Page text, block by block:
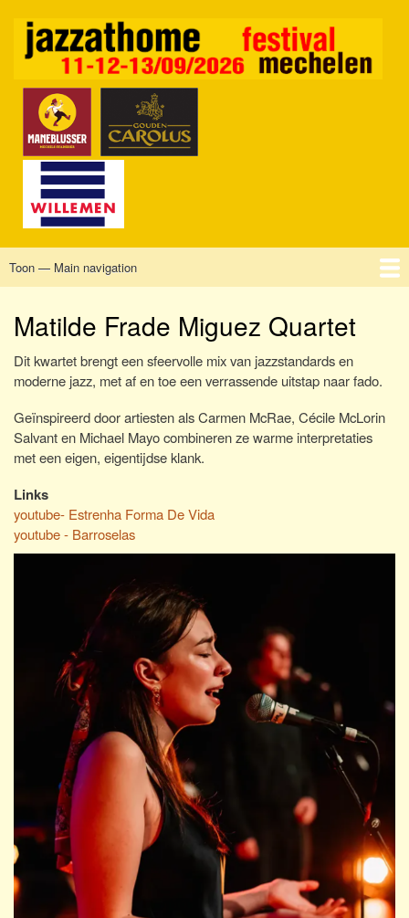
de
Main
Toon — Main navigation
Matilde Frade Miguez Quartet
Dit kwartet brengt een sfeervolle mix van jazzstandards en
moderne jazz, met af en toe een verrassende uitstap naar fado.
Geïnspireerd door artiesten als Carmen McRae, Cécile McLorin
Salvant en Michael Mayo combineren ze warme interpretaties
met een eigen, eigentijdse klank.
Links
youtube- Estrenha Forma De Vida
youtube - Barroselas